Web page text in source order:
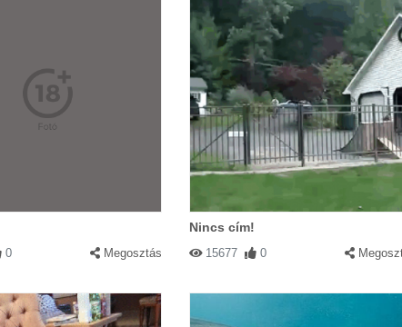
0 Megosztás
Nincs cím!
15677 0